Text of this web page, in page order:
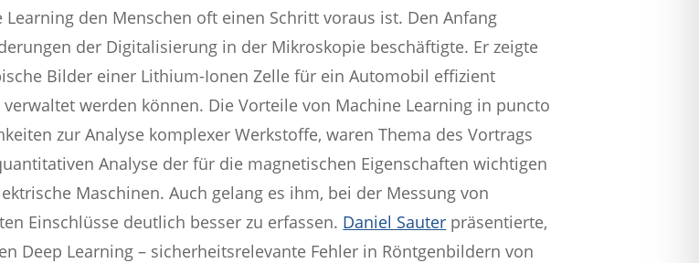
den Menschen oft einen Schritt voraus ist. Den Anfang
der Digitalisierung in der Mikroskopie beschäftigte. Er zeigte
Bilder einer Lithium-Ionen Zelle für ein Automobil effizient
werden können. Die Vorteile von Machine Learning in puncto
zur Analyse komplexer Werkstoffe, waren Thema des Vortrags
Analyse der für die magnetischen Eigenschaften wichtigen
Maschinen. Auch gelang es ihm, bei der Messung von
Einschlüsse deutlich besser zu erfassen. Daniel Sauter präsentierte,
Deep Learning – sicherheitsrelevante Fehler in Röntgenbildern von